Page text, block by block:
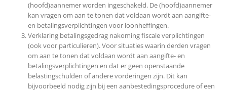
(hoofd)aannemer worden ingeschakeld. De (hoofd)aannemer
kan vragen om aan te tonen dat voldaan wordt aan aangifte-
en betalingsverplichtingen voor loonheffingen.
Verklaring betalingsgedrag nakoming fiscale verplichtingen
(ook voor particulieren). Voor situaties waarin derden vragen
om aan te tonen dat voldaan wordt aan aangifte- en
betalingsverplichtingen en dat er geen openstaande
belastingschulden of andere vorderingen zijn. Dit kan
bijvoorbeeld nodig zijn bij een aanbestedingsprocedure of een